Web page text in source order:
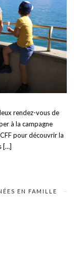
rendez-vous de
à la campagne
pour découvrir la
[…]
EN FAMILLE